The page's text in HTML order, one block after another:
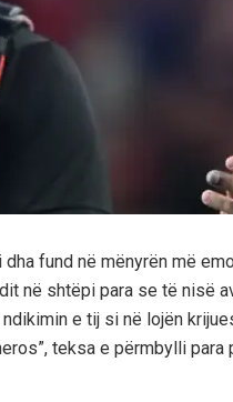
dha fund në mënyrën më
në shtëpi para se të nisë
e tij si në lojën
teksa e përmbylli